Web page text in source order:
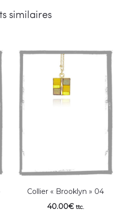
similaires
Collier « Brooklyn » 04
40.00€ ttc.